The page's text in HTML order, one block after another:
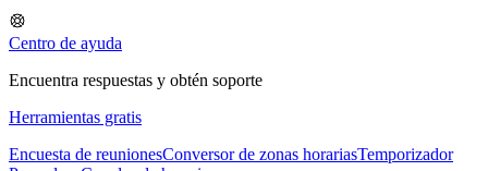
Centro de ayuda
Encuentra respuestas y obtén soporte
Herramientas gratis
Encuesta de reunionesConversor de zonas horariasTemporizador